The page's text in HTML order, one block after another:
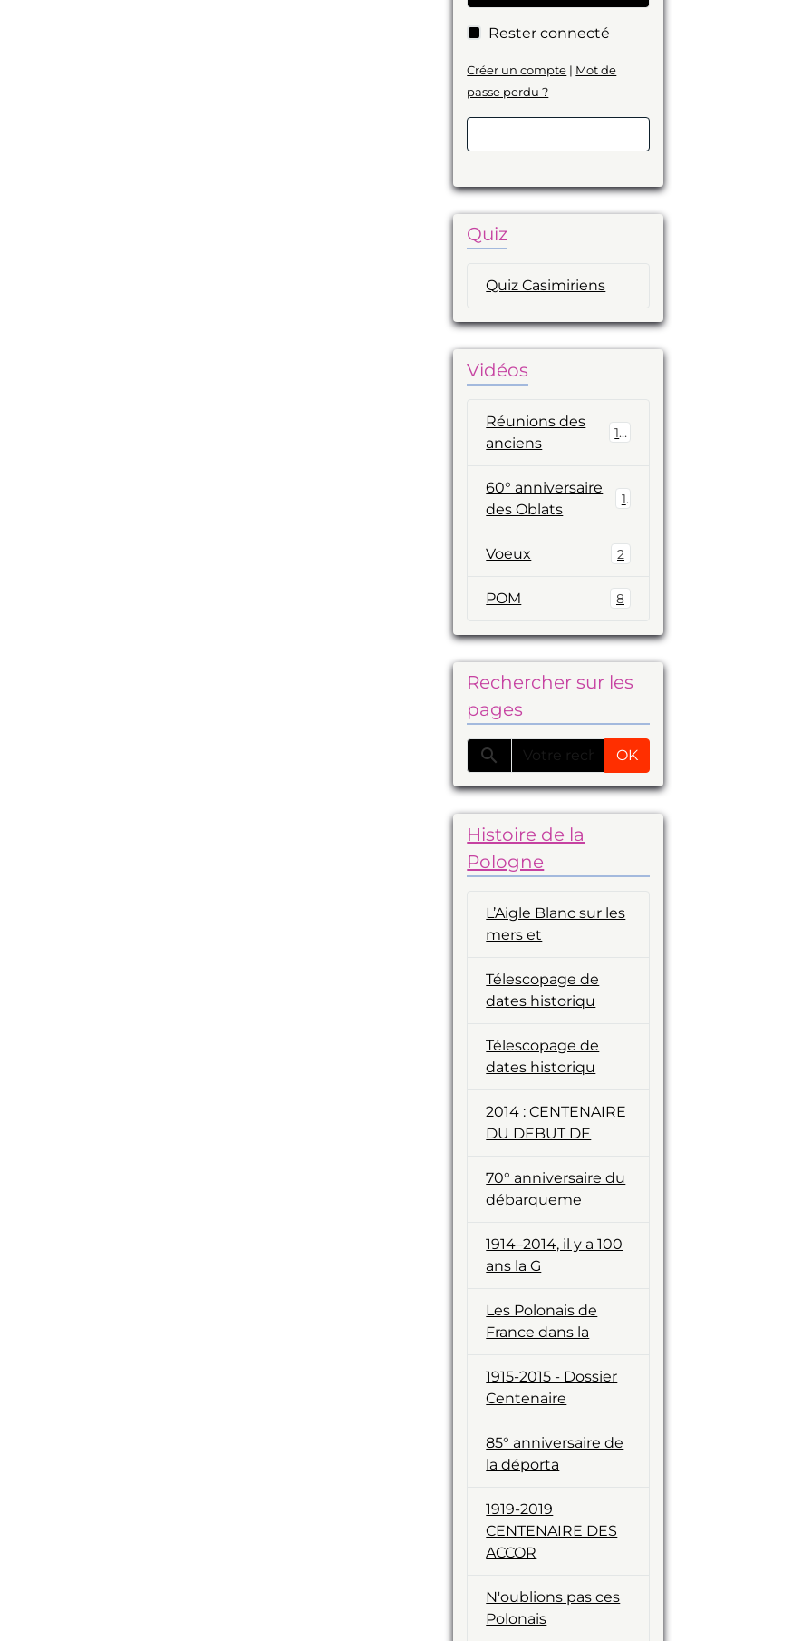
Rester connecté
Créer un compte | Mot de
passe perdu ?
Quiz
Quiz Casimiriens
Vidéos
Réunions des
anciens
19
60° anniversaire
des Oblats
1
Voeux 2
POM 8
Rechercher sur les
pages
OK
Histoire de la
Pologne
L’Aigle Blanc sur les
mers et
Télescopage de
dates historiqu
Télescopage de
dates historiqu
2014 : CENTENAIRE
DU DEBUT DE
70° anniversaire du
débarqueme
1914–2014, il y a 100
ans la G
Les Polonais de
France dans la
1915-2015 - Dossier
Centenaire
85° anniversaire de
la déporta
1919-2019
CENTENAIRE DES
ACCOR
N'oublions pas ces
Polonais